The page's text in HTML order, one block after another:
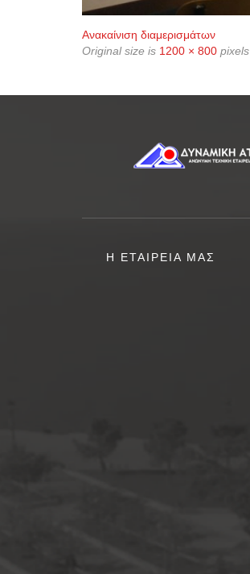
Ανακαίνιση διαμερισμάτων
Original size is 1200 × 800 pixels
Η ΕΤΑΙΡΕΙΑ ΜΑΣ